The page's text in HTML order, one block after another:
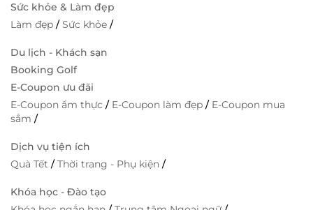
Sức khỏe & Làm đẹp
Làm đẹp /Sức khỏe /
Du lịch - Khách sạn
Booking Golf
E-Coupon ưu đãi
E-Coupon ẩm thực / E-Coupon làm đẹp / E-Coupon mua
sắm /
Dịch vụ tiện ích
Quà Tết /Thời trang - Phụ kiện /
Khóa học - Đào tạo